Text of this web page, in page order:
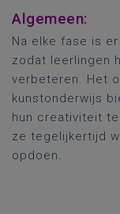
Algemeen:
Na elke fase is
zodat leerlingen
verbeteren. Het
kunstonderwijs
hun creativiteit
ze tegelijkertijd
opdoen.